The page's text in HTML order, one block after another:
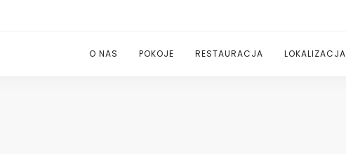
O NAS POKOJE RESTAURACJA LOKALIZACJA